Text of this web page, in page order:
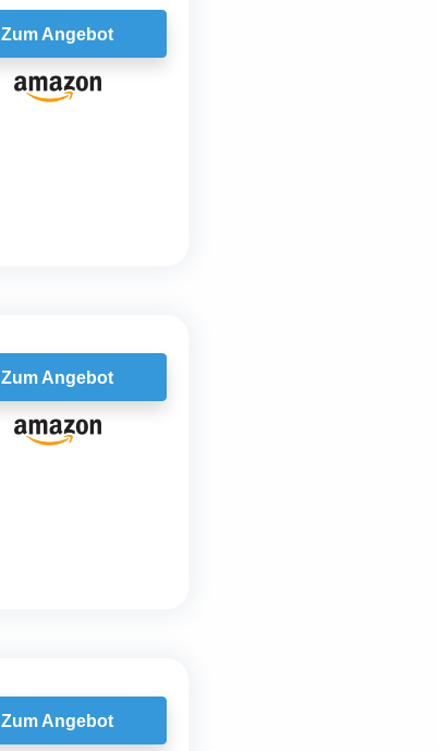
Zum Angebot
Zum Angebot
Zum Angebot